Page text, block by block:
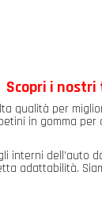
Scopri i
qualità per
in gomma
interni dell’auto
adattabilità.